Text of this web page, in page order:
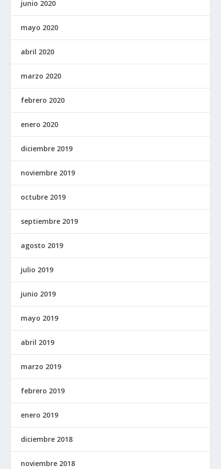
junio 2020
mayo 2020
abril 2020
marzo 2020
febrero 2020
enero 2020
diciembre 2019
noviembre 2019
octubre 2019
septiembre 2019
agosto 2019
julio 2019
junio 2019
mayo 2019
abril 2019
marzo 2019
febrero 2019
enero 2019
diciembre 2018
noviembre 2018